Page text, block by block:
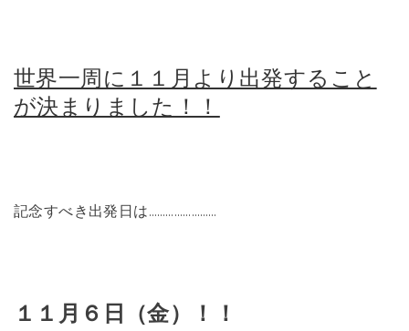
世界一周に１１月より出発すること
が決まりました！！
記念すべき出発日は……………………
１１月６日（金）！！